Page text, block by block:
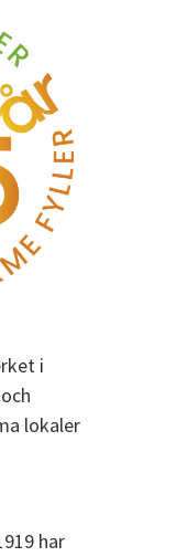
i
lokaler
har